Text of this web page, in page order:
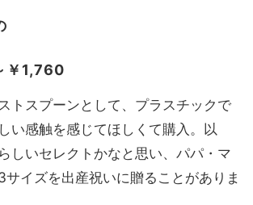
￥1,760
トスプーンとして、プラスチックで
い感触を感じてほしくて購入。以
しいセレクトかなと思い、パパ・マ
サイズを出産祝いに贈ることがありま